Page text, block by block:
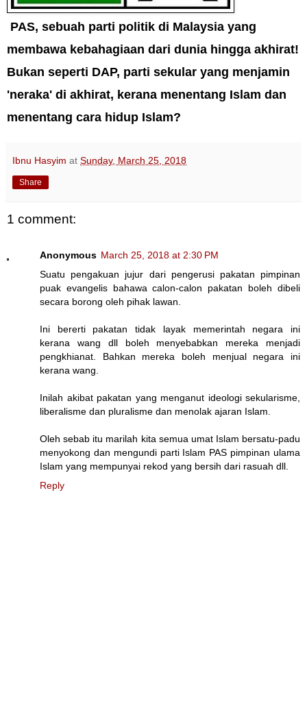
PAS, sebuah parti politik di Malaysia yang
membawa kebahagiaan dari dunia hingga akhirat!
Bukan seperti DAP, parti sekular yang menjamin
'neraka' di akhirat, kerana menentang Islam dan
menentang cara hidup Islam?
Ibnu Hasyim at Sunday, March 25, 2018
Share
1 comment:
Anonymous March 25, 2018 at 2:30 PM
Suatu pengakuan jujur dari pengerusi pakatan pimpinan
puak evangelis bahawa calon-calon pakatan boleh dibeli
secara borong oleh pihak lawan.
Ini bererti pakatan tidak layak memerintah negara ini
kerana wang dll boleh menyebabkan mereka menjadi
pengkhianat. Bahkan mereka boleh menjual negara ini
kerana wang.
Inilah akibat pakatan yang menganut ideologi sekularisme,
liberalisme dan pluralisme dan menolak ajaran Islam.
Oleh sebab itu marilah kita semua umat Islam bersatu-padu
menyokong dan mengundi parti Islam PAS pimpinan ulama
Islam yang mempunyai rekod yang bersih dari rasuah dll.
Reply